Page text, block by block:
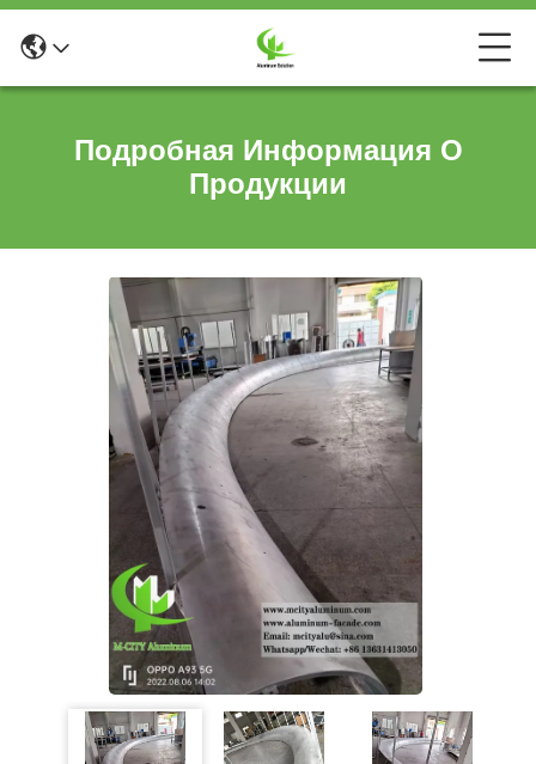
Подробная Информация О
Продукции